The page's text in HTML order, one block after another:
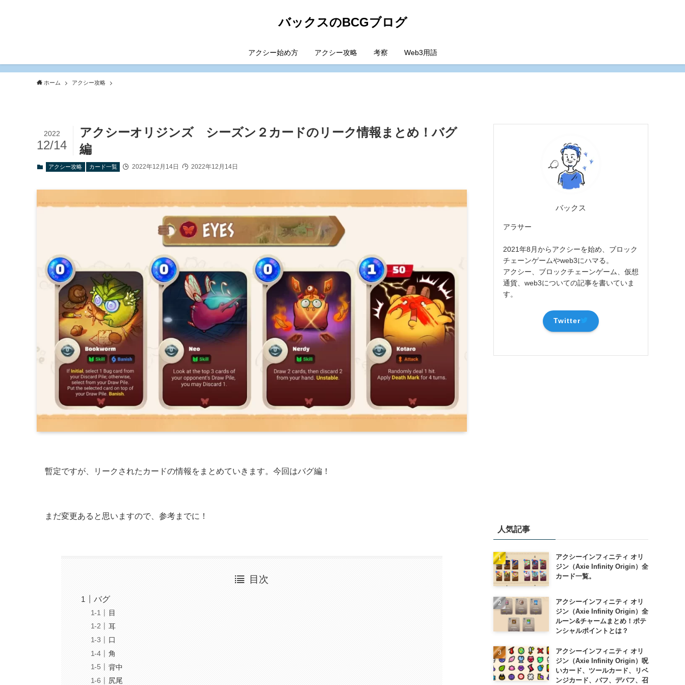
バックスのBCGブログ
アクシー始め方 アクシー攻略 考察 Web3用語
ホーム アクシー攻略
アクシーオリジンズ シーズン２カードのリーク情報まとめ！バグ
編
2022
12/14
アクシー攻略 カード一覧 2022年12月14日 2022年12月14日
暫定ですが、リークされたカードの情報をまとめていきます。今回はバグ編！
まだ変更あると思いますので、参考までに！
目次
バグ
目
耳
口
角
背中
尻尾
バックス
アラサー
2021年8月からアクシーを始め、ブロック
チェーンゲームやweb3にハマる。
アクシー、ブロックチェーンゲーム、仮想
通貨、web3についての記事を書いていま
す。
Twitter
人気記事
アクシーインフィニティ オリ
ジン（Axie Infinity Origin）全
カード一覧。
アクシーインフィニティ オリ
ジン（Axie Infinity Origin）全
ルーン&チャームまとめ！ポテ
ンシャルポイントとは？
アクシーインフィニティ オリ
ジン（Axie Infinity Origin）呪
いカード、ツールカード、リベ
ンジカード、バフ、デバフ、召